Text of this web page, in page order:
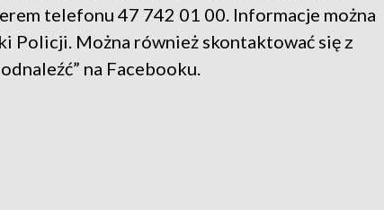
telefonu 47 742 01 00. Informacje można
Policji. Można również skontaktować się z
na Facebooku.